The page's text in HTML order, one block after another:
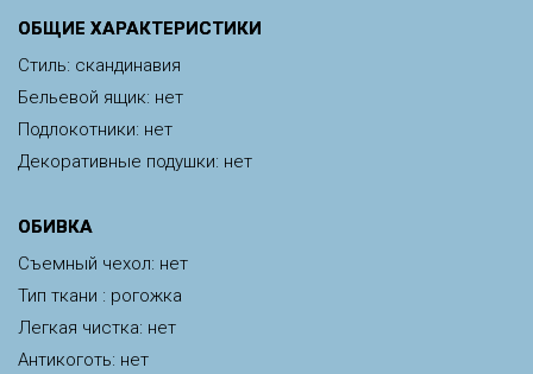
ОБЩИЕ ХАРАКТЕРИСТИКИ
Стиль: скандинавия
Бельевой ящик: нет
Подлокотники: нет
Декоративные подушки: нет
ОБИВКА
Съемный чехол: нет
Тип ткани : рогожка
Легкая чистка: нет
Антикоготь: нет